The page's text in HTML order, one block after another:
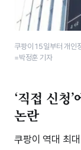
쿠팡이 15일부터 개인
=박정훈 기자
‘직접 신청
논란
쿠팡이 역대 최